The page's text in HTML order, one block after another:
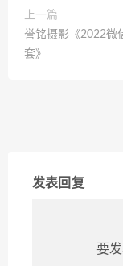
上一篇
誉铭摄影《2022微
套》
发表回复
要